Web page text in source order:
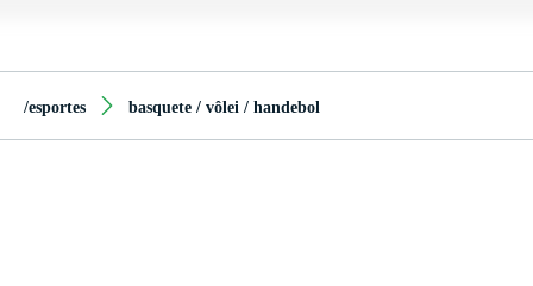
/esportes basquete / vôlei / handebol